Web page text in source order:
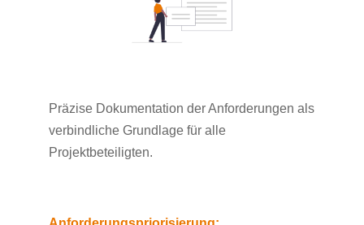
Präzise Dokumentation der Anforderungen als
verbindliche Grundlage für alle
Projektbeteiligten.